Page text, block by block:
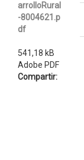
arrolloRural
-8004621.p
df
541,18 kB
Adobe PDF
Compartir: